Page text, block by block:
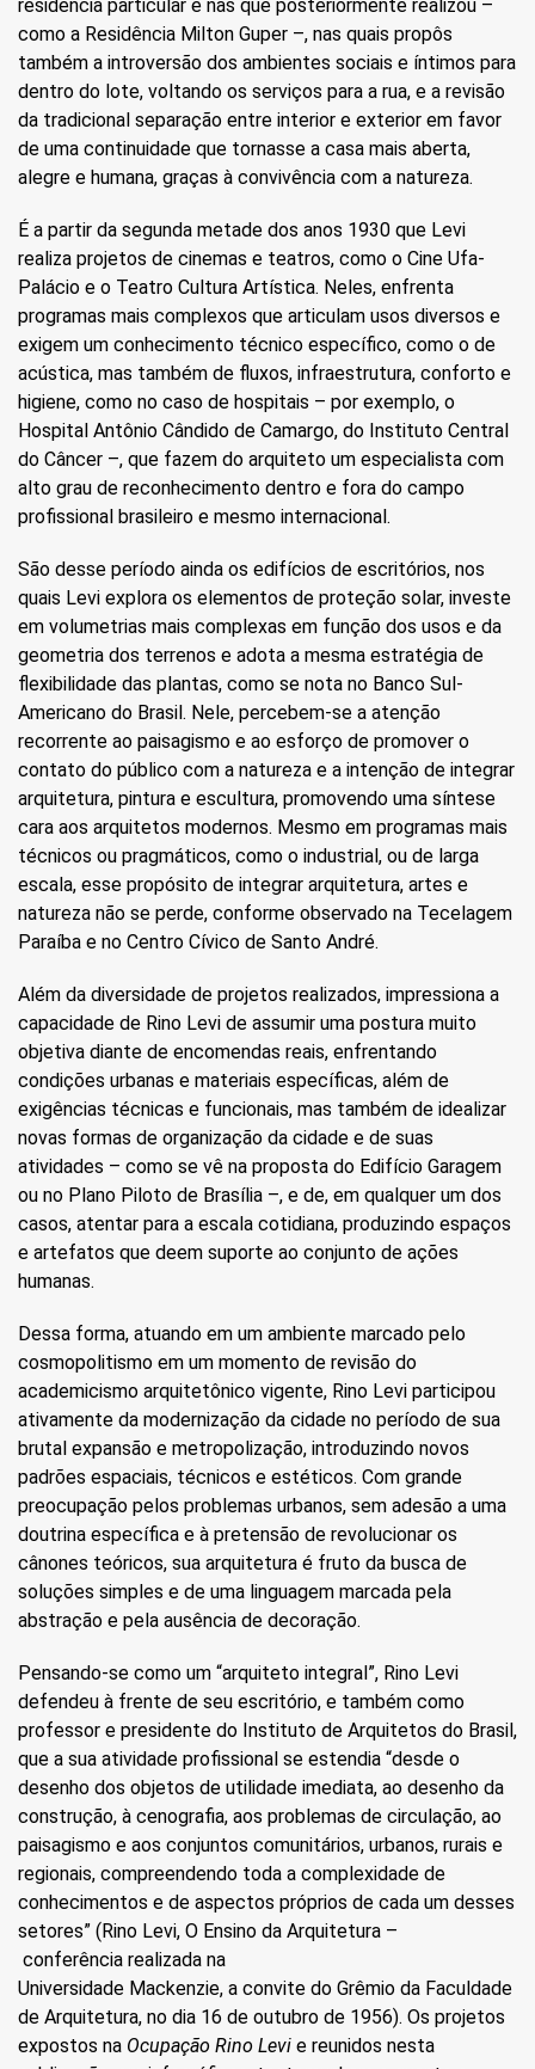
residência particular e nas que posteriormente realizou –
como a Residência Milton Guper –, nas quais propôs
também a introversão dos ambientes sociais e íntimos para
dentro do lote, voltando os serviços para a rua, e a revisão
da tradicional separação entre interior e exterior em favor
de uma continuidade que tornasse a casa mais aberta,
alegre e humana, graças à convivência com a natureza.
É a partir da segunda metade dos anos 1930 que Levi
realiza projetos de cinemas e teatros, como o Cine Ufa-
Palácio e o Teatro Cultura Artística. Neles, enfrenta
programas mais complexos que articulam usos diversos e
exigem um conhecimento técnico específico, como o de
acústica, mas também de fluxos, infraestrutura, conforto e
higiene, como no caso de hospitais – por exemplo, o
Hospital Antônio Cândido de Camargo, do Instituto Central
do Câncer –, que fazem do arquiteto um especialista com
alto grau de reconhecimento dentro e fora do campo
profissional brasileiro e mesmo internacional.
São desse período ainda os edifícios de escritórios, nos
quais Levi explora os elementos de proteção solar, investe
em volumetrias mais complexas em função dos usos e da
geometria dos terrenos e adota a mesma estratégia de
flexibilidade das plantas, como se nota no Banco Sul-
Americano do Brasil. Nele, percebem-se a atenção
recorrente ao paisagismo e ao esforço de promover o
contato do público com a natureza e a intenção de integrar
arquitetura, pintura e escultura, promovendo uma síntese
cara aos arquitetos modernos. Mesmo em programas mais
técnicos ou pragmáticos, como o industrial, ou de larga
escala, esse propósito de integrar arquitetura, artes e
natureza não se perde, conforme observado na Tecelagem
Paraíba e no Centro Cívico de Santo André.
Além da diversidade de projetos realizados, impressiona a
capacidade de Rino Levi de assumir uma postura muito
objetiva diante de encomendas reais, enfrentando
condições urbanas e materiais específicas, além de
exigências técnicas e funcionais, mas também de idealizar
novas formas de organização da cidade e de suas
atividades – como se vê na proposta do Edifício Garagem
ou no Plano Piloto de Brasília –, e de, em qualquer um dos
casos, atentar para a escala cotidiana, produzindo espaços
e artefatos que deem suporte ao conjunto de ações
humanas.
Dessa forma, atuando em um ambiente marcado pelo
cosmopolitismo em um momento de revisão do
academicismo arquitetônico vigente, Rino Levi participou
ativamente da modernização da cidade no período de sua
brutal expansão e metropolização, introduzindo novos
padrões espaciais, técnicos e estéticos. Com grande
preocupação pelos problemas urbanos, sem adesão a uma
doutrina específica e à pretensão de revolucionar os
cânones teóricos, sua arquitetura é fruto da busca de
soluções simples e de uma linguagem marcada pela
abstração e pela ausência de decoração.
Pensando-se como um “arquiteto integral”, Rino Levi
defendeu à frente de seu escritório, e também como
professor e presidente do Instituto de Arquitetos do Brasil,
que a sua atividade profissional se estendia “desde o
desenho dos objetos de utilidade imediata, ao desenho da
construção, à cenografia, aos problemas de circulação, ao
paisagismo e aos conjuntos comunitários, urbanos, rurais e
regionais, compreendendo toda a complexidade de
conhecimentos e de aspectos próprios de cada um desses
setores” (Rino Levi, O Ensino da Arquitetura –
conferência realizada na
Universidade Mackenzie, a convite do Grêmio da Faculdade
de Arquitetura, no dia 16 de outubro de 1956). Os projetos
expostos na Ocupação Rino Levi e reunidos nesta